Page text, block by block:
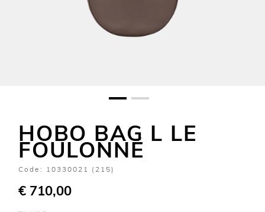
HOBO BAG L LE
FOULONNÉ
Code: 10330021 (215)
€ 710,00